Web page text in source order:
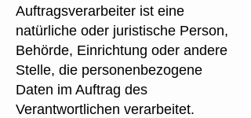
Auftragsverarbeiter ist eine
natürliche oder juristische Person,
Behörde, Einrichtung oder andere
Stelle, die personenbezogene
Daten im Auftrag des
Verantwortlichen verarbeitet.